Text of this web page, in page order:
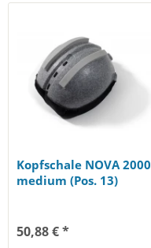
Kopfschale NOVA 2000
medium (Pos. 13)
50,88 € *